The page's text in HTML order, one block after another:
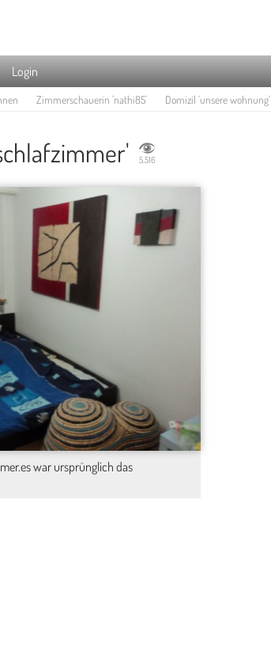
Login
Zimmerschauerin 'nathi85' Domizil 'unsere wohnung'
5.516
war ursprünglich das